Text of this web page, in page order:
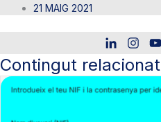
21 MAIG 2021
Contingut relacionat